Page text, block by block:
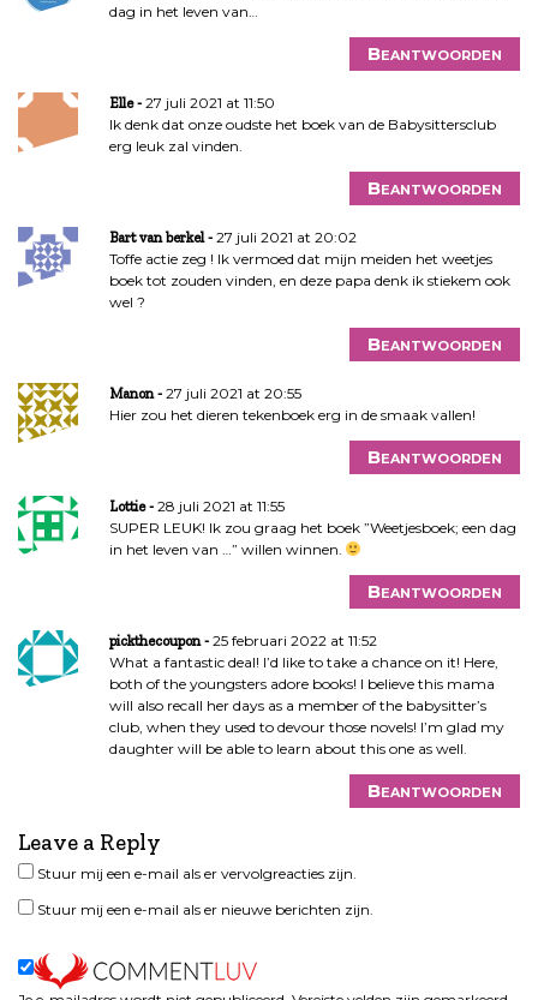
dag in het leven van…
Beantwoorden
Elle
27 juli 2021 at 11:50
Ik denk dat onze oudste het boek van de Babysittersclub
erg leuk zal vinden.
Beantwoorden
Bart van berkel
27 juli 2021 at 20:02
Toffe actie zeg ! Ik vermoed dat mijn meiden het weetjes
boek tot zouden vinden, en deze papa denk ik stiekem ook
wel ?
Beantwoorden
Manon
27 juli 2021 at 20:55
Hier zou het dieren tekenboek erg in de smaak vallen!
Beantwoorden
Lottie
28 juli 2021 at 11:55
SUPER LEUK! Ik zou graag het boek ”Weetjesboek; een dag
in het leven van …” willen winnen.
Beantwoorden
pickthecoupon
25 februari 2022 at 11:52
What a fantastic deal! I’d like to take a chance on it! Here,
both of the youngsters adore books! I believe this mama
will also recall her days as a member of the babysitter’s
club, when they used to devour those novels! I’m glad my
daughter will be able to learn about this one as well.
Beantwoorden
Leave a Reply
Stuur mij een e-mail als er vervolgreacties zijn.
Stuur mij een e-mail als er nieuwe berichten zijn.